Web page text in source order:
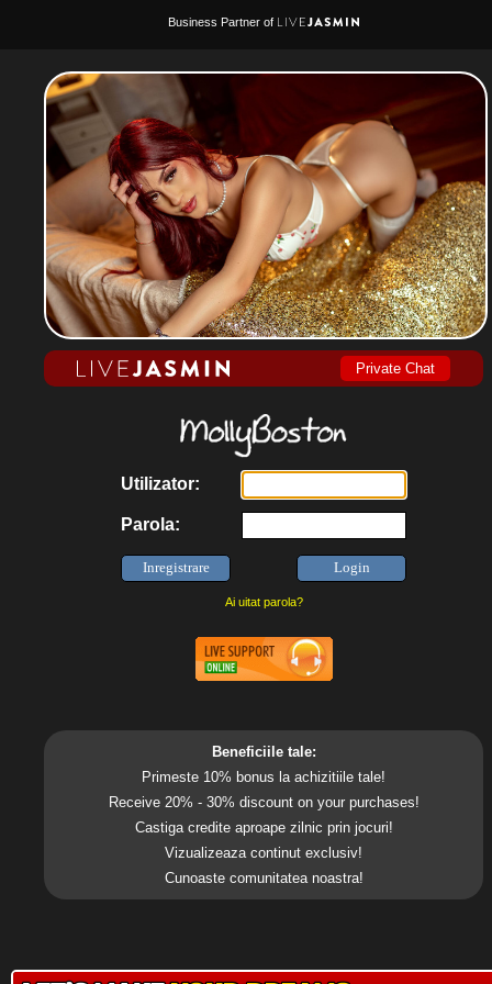
Business Partner of
Private Chat
Utilizator:
Parola:
Ai uitat parola?
Beneficiile tale:
Primeste 10% bonus la achizitiile tale!
Receive 20% - 30% discount on your purchases!
Castiga credite aproape zilnic prin jocuri!
Vizualizeaza continut exclusiv!
Cunoaste comunitatea noastra!